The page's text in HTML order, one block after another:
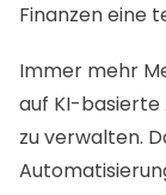
Finanzen eine
Immer mehr
auf KI-basierte
zu verwalten.